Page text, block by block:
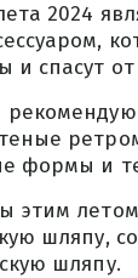
2024
и спасут
формы и
этим
шляпу,
шляпу.